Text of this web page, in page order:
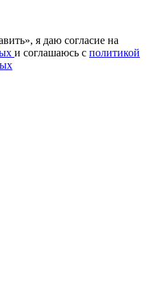
я даю согласие на
и соглашаюсь с политикой